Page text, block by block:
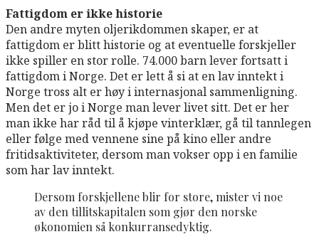
Fattigdom er ikke historie
Den andre myten oljerikdommen skaper, er at
fattigdom er blitt historie og at eventuelle forskjeller
ikke spiller en stor rolle. 74.000 barn lever fortsatt i
fattigdom i Norge. Det er lett å si at en lav inntekt i
Norge tross alt er høy i internasjonal sammenligning.
Men det er jo i Norge man lever livet sitt. Det er her
man ikke har råd til å kjøpe vinterklær, gå til tannlegen
eller følge med vennene sine på kino eller andre
fritidsaktiviteter, dersom man vokser opp i en familie
som har lav inntekt.
Dersom forskjellene blir for store, mister vi noe
av den tillitskapitalen som gjør den norske
økonomien så konkurransedyktig.